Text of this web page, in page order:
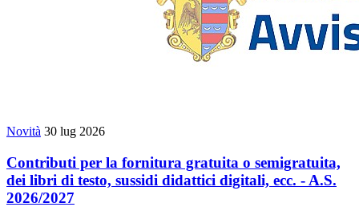
Novità 30 lug 2026
Contributi per la fornitura gratuita o semigratuita,
dei libri di testo, sussidi didattici digitali, ecc. - A.S.
2026/2027